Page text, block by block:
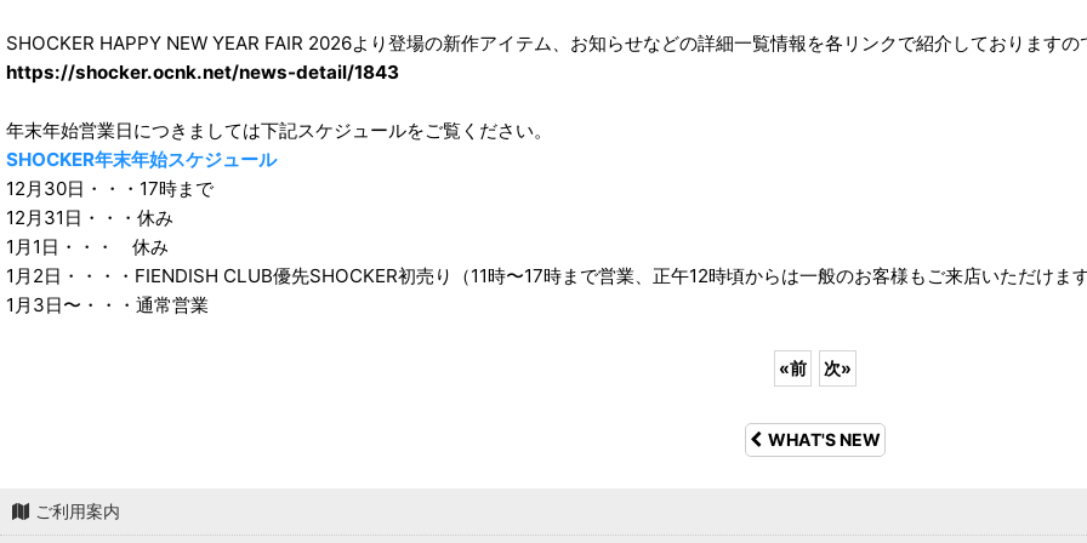
SHOCKER HAPPY NEW YEAR FAIR 2026より登場の新作アイテム、お知らせなどの詳細一覧情報を各リンクで紹介しておりますの
https://shocker.ocnk.net/news-detail/1843
年末年始営業日につきましては下記スケジュールをご覧ください。
SHOCKER年末年始スケジュール
12月30日・・・17時まで
12月31日・・・休み
1月1日・・・ 休み
1月2日・・・・FIENDISH CLUB優先SHOCKER初売り（11時〜17時まで営業、正午12時頃からは一般のお客様もご来店いただけます
1月3日〜・・・通常営業
«前 次»
WHAT'S NEW
ご利用案内